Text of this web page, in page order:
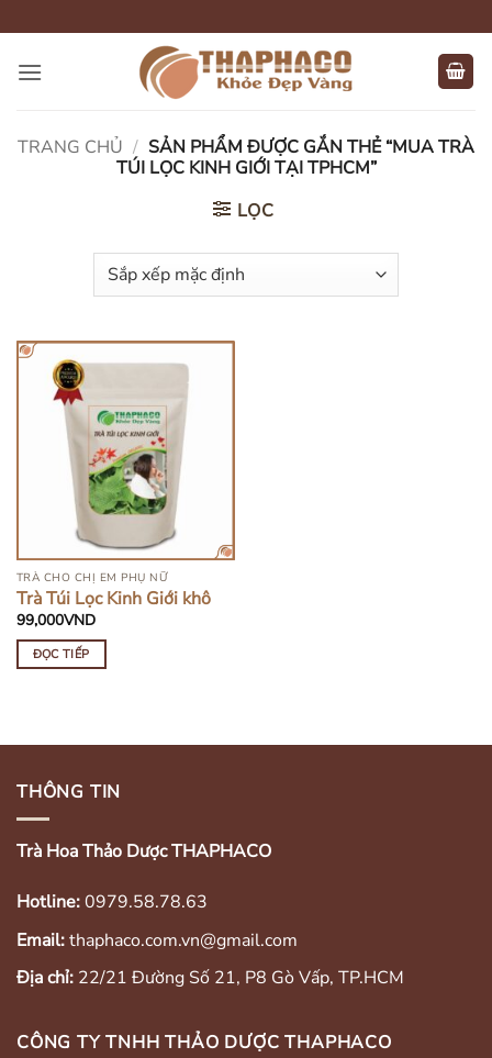
qua
nội
TRANG CHỦ / SẢN PHẨM ĐƯỢC GẮN THẺ “MUA TRÀ
TÚI LỌC KINH GIỚI TẠI TPHCM”
LỌC
HẾT HÀNG
TRÀ CHO CHỊ EM PHỤ NỮ
Trà Túi Lọc Kinh Giới khô
99,000VND
ĐỌC TIẾP
THÔNG TIN
Trà Hoa Thảo Dược THAPHACO
Hotline:0979.58.78.63
Email:thaphaco.com.vn@gmail.com
Địa chỉ: 22/21 Đường Số 21, P8 Gò Vấp, TP.HCM
CÔNG TY TNHH THẢO DƯỢC THAPHACO